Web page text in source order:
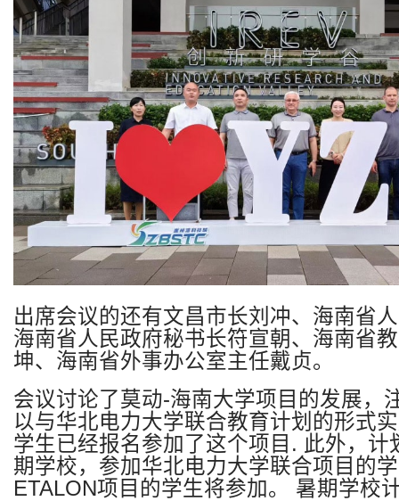
出席会议的还有文昌市长刘冲、海南省
海南省人民政府秘书长符宣朝、海南省
坤、海南省外事办公室主任戴贞。
会议讨论了莫动-海南大学项目的发展，
以与华北电力大学联合教育计划的形式
学生已经报名参加了这个项目 . 此外，计
期学校，参加华北电力大学联合项目的
ETALON项目的学生将参加。
暑期学校